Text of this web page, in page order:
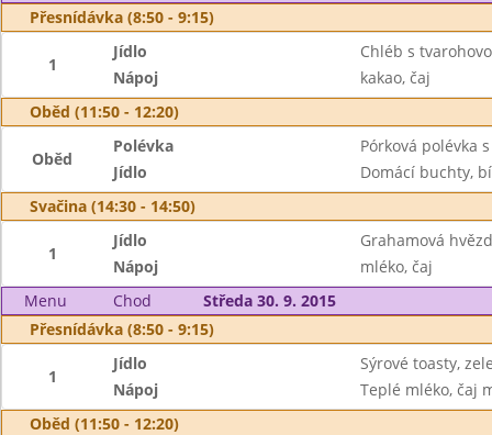
Přesnídávka (8:50 - 9:15)
1
Jídlo
Chléb s
Nápoj
kakao, čaj
Oběd (11:50 - 12:20)
Oběd
Polévka
Pórková polévka
Jídlo
Domácí buchty,
Svačina (14:30 - 14:50)
1
Jídlo
Grahamová
Nápoj
mléko, čaj
Menu
Chod
Středa 30. 9. 2015
Přesnídávka (8:50 - 9:15)
1
Jídlo
Sýrové toasty,
Nápoj
Teplé mléko, čaj
Oběd (11:50 - 12:20)